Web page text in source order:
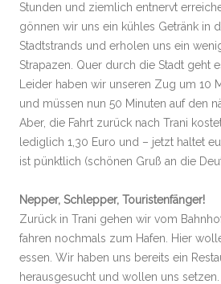
Stunden und ziemlich entnervt
gönnen wir uns ein kühles Getränk in
Stadtstrands und erholen uns ein
Strapazen. Quer durch die Stadt geht
Leider haben wir unseren Zug um 10
und müssen nun 50 Minuten auf den
Aber, die Fahrt zurück nach Trani
lediglich 1,30 Euro und – jetzt haltet
ist pünktlich (schönen Gruß an die
Nepper, Schlepper, Touristenfänger!
Zurück in Trani gehen wir vom
fahren nochmals zum Hafen. Hier
essen. Wir haben uns bereits ein
herausgesucht und wollen uns